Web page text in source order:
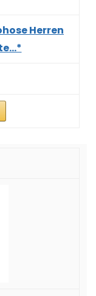
Herren